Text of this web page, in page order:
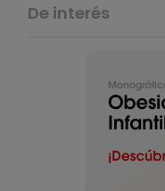
De interés